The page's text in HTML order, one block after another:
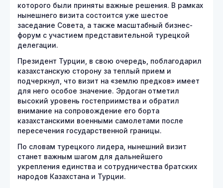
которого были приняты важные решения. В рамках
нынешнего визита состоится уже шестое
заседание Совета, а также масштабный бизнес-
форум с участием представительной турецкой
делегации.
Президент Турции, в свою очередь, поблагодарил
казахстанскую сторону за теплый прием и
подчеркнул, что визит на «землю предков» имеет
для него особое значение. Эрдоган отметил
высокий уровень гостеприимства и обратил
внимание на сопровождение его борта
казахстанскими военными самолетами после
пересечения государственной границы.
По словам турецкого лидера, нынешний визит
станет важным шагом для дальнейшего
укрепления единства и сотрудничества братских
народов Казахстана и Турции.